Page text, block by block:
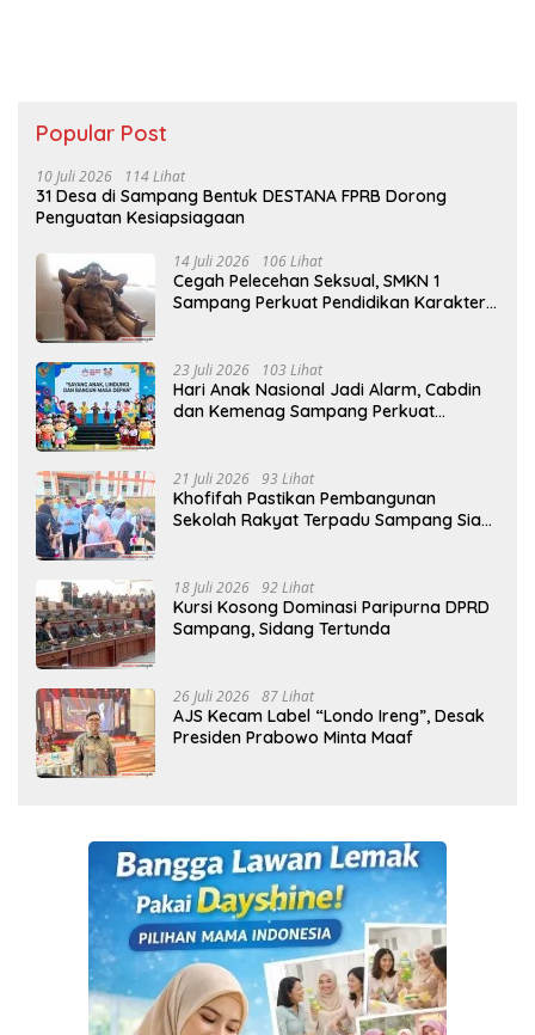
Popular Post
10 Juli 2026 114 Lihat
31 Desa di Sampang Bentuk DESTANA FPRB Dorong
Penguatan Kesiapsiagaan
14 Juli 2026 106 Lihat
Cegah Pelecehan Seksual, SMKN 1
Sampang Perkuat Pendidikan Karakter
23 Juli 2026 103 Lihat
Hari Anak Nasional Jadi Alarm, Cabdin
dan Kemenag Sampang Perkuat
21 Juli 2026 93 Lihat
Khofifah Pastikan Pembangunan
Sekolah Rakyat Terpadu Sampang Siap
18 Juli 2026 92 Lihat
Kursi Kosong Dominasi Paripurna DPRD
Sampang, Sidang Tertunda
26 Juli 2026 87 Lihat
AJS Kecam Label “Londo Ireng”, Desak
Presiden Prabowo Minta Maaf